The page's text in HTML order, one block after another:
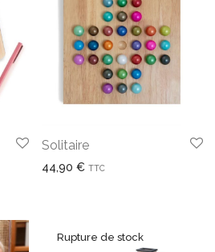
Solitaire
44,90 € TTC